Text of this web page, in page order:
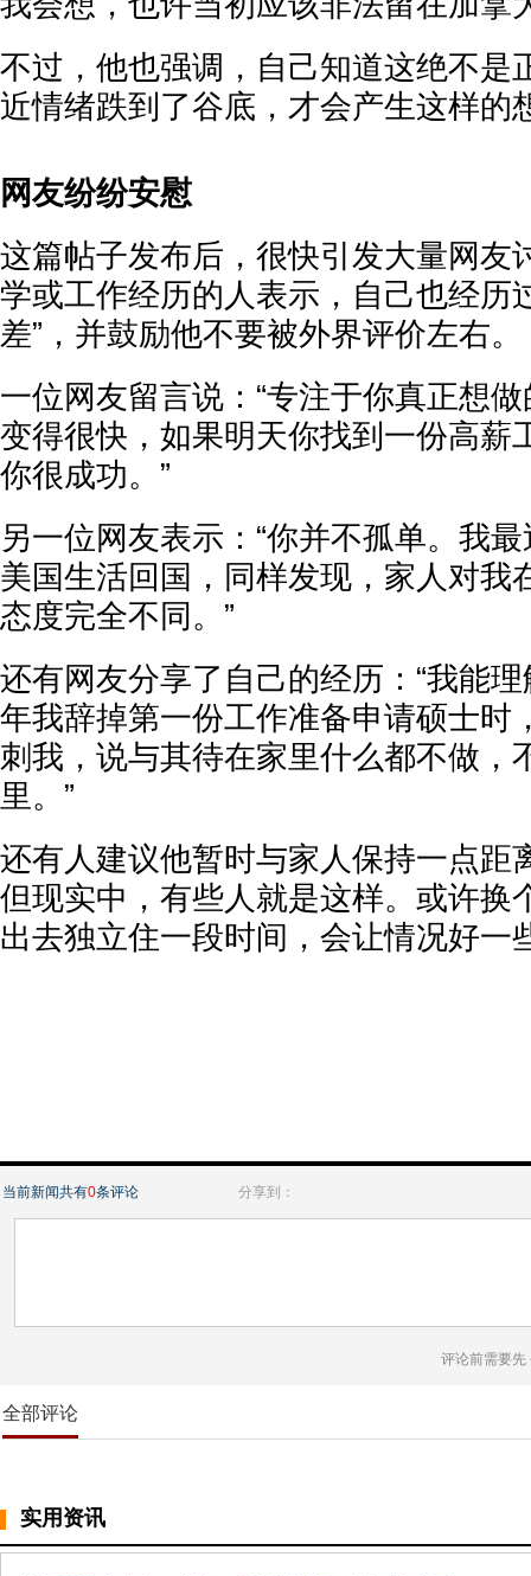
不过，他也强调，自己知道这绝不是
近情绪跌到了谷底，才会产生这样的
网友纷纷安慰
这篇帖子发布后，很快引发大量网友
学或工作经历的人表示，自己也经历
差”，并鼓励他不要被外界评价左右。
一位网友留言说：“专注于你真正想
变得很快，如果明天你找到一份高薪
你很成功。”
另一位网友表示：“你并不孤单。我
美国生活回国，同样发现，家人对我
态度完全不同。”
还有网友分享了自己的经历：“我能
年我辞掉第一份工作准备申请硕士时
刺我，说与其待在家里什么都不做，
里。”
还有人建议他暂时与家人保持一点距
但现实中，有些人就是这样。或许换
出去独立住一段时间，会让情况好一
当前新闻共有0条评论 分享到：
评论前需要先
全部评论
实用资讯